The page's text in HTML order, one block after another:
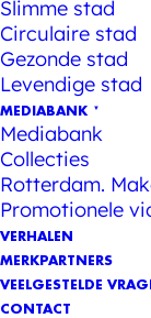
Slimme stad
Circulaire stad
Gezonde stad
Levendige stad
MEDIABANK
Mediabank
Collecties
Rotterdam.
Promotionele
VERHALEN
MERKPARTNERS
VEELGESTELDE
CONTACT